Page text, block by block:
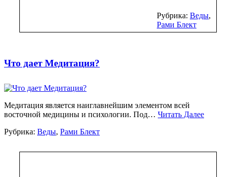
Рубрика: Веды,
Рами Блект
Что дает Медитация?
Медитация является наиглавнейшим элементом всей
восточной медицины и психологии. Под… Читать Далее
Рубрика: Веды, Рами Блект